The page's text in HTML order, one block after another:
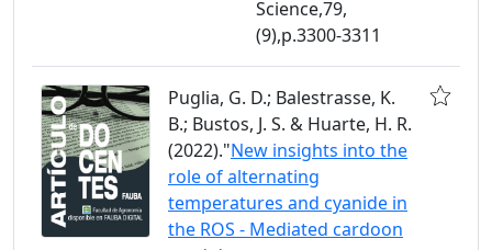
Science,79,
(9),p.3300-3311
Puglia, G. D.; Balestrasse, K.
B.; Bustos, J. S. & Huarte, H. R.
(2022)."New insights into the
role of alternating
temperatures and cyanide in
the ROS - Mediated cardoon